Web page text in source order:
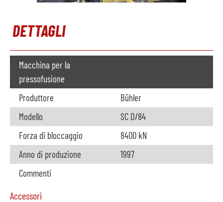
DETTAGLI
Macchina per la
pressofusione
Produttore
Bühler
Modello
SC D/84
Forza di bloccaggio
8400 kN
Anno di produzione
1997
Commenti
Accessori